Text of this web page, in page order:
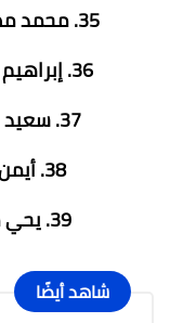
35. محمد مصطفى محمود مرسى مطروح
36. إبراهيم أحمد عبد المحسن بني سويف
37. سعيد السيد عبد الواحد بني سويف
38. أيمن محمد أحمد محمد الفيوم
39. يحي محمد محمد شعبان الفيوم
شاهد أيضًا